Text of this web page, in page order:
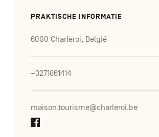
PRAKTISCHE INFORMATIE
6000 Charleroi, België
+3271861414
maison.tourisme@charleroi.be